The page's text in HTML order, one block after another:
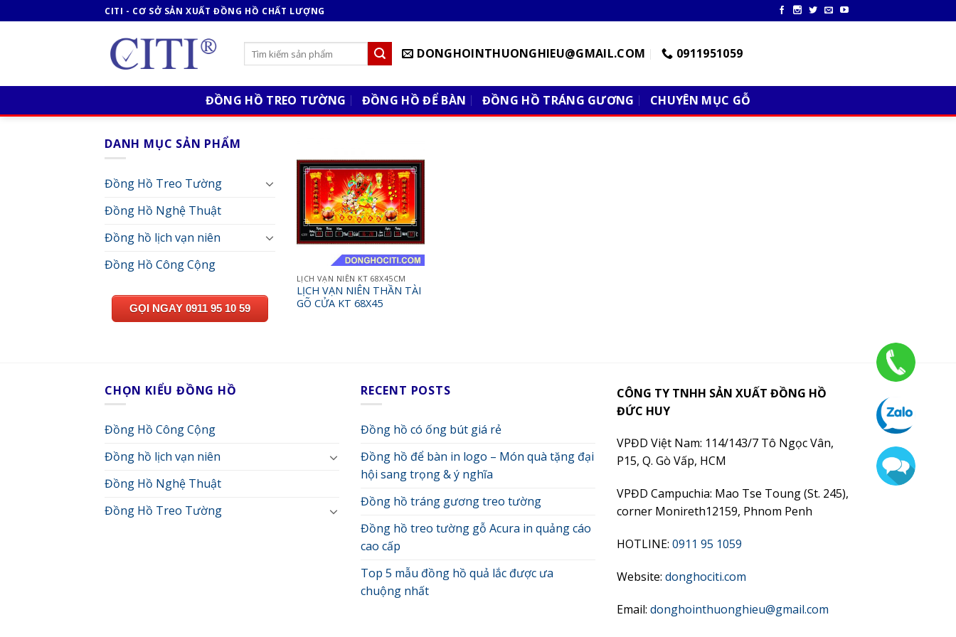
to
CITI - CƠ SỞ SẢN XUẤT ĐỒNG HỒ CHẤT LƯỢNG
DONGHOINTHUONGHIEU@GMAIL.COM 0911951059
ĐỒNG HỒ TREO TƯỜNG ĐỒNG HỒ ĐỂ BÀN ĐỒNG HỒ TRÁNG GƯƠNG CHUYÊN MỤC GỖ
DANH MỤC SẢN PHẨM
Đồng Hồ Treo Tường
Đồng Hồ Nghệ Thuật
Đồng hồ lịch vạn niên
Đồng Hồ Công Cộng
GỌI NGAY 0911 95 10 59
LỊCH VẠN NIÊN KT 68X45CM
LỊCH VẠN NIÊN THẦN TÀI
GÕ CỬA KT 68X45
CHỌN KIỂU ĐỒNG HỒ
Đồng Hồ Công Cộng
Đồng hồ lịch vạn niên
Đồng Hồ Nghệ Thuật
Đồng Hồ Treo Tường
RECENT POSTS
Đồng hồ có ống bút giá rẻ
Đồng hồ để bàn in logo – Món quà tặng đại
hội sang trọng & ý nghĩa
Đồng hồ tráng gương treo tường
Đồng hồ treo tường gỗ Acura in quảng cáo
cao cấp
Top 5 mẫu đồng hồ quả lắc được ưa
chuộng nhất
CÔNG TY TNHH SẢN XUẤT ĐỒNG HỒ
ĐỨC HUY
VPĐD Việt Nam: 114/143/7 Tô Ngọc Vân,
P15, Q. Gò Vấp, HCM
VPĐD Campuchia: Mao Tse Toung (St. 245),
corner Monireth12159, Phnom Penh
HOTLINE: 0911 95 1059
Website: donghociti.com
Email: donghointhuonghieu@gmail.com